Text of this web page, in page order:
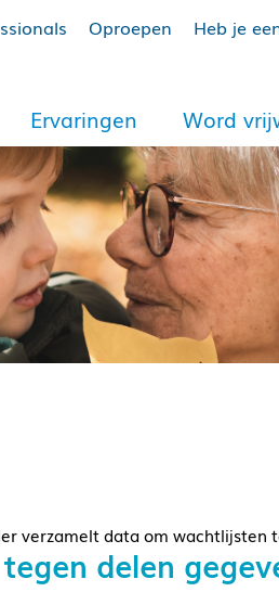
Oproepen Heb je
Ervaringen Word
verzamelt data om wachtlijsten
delen